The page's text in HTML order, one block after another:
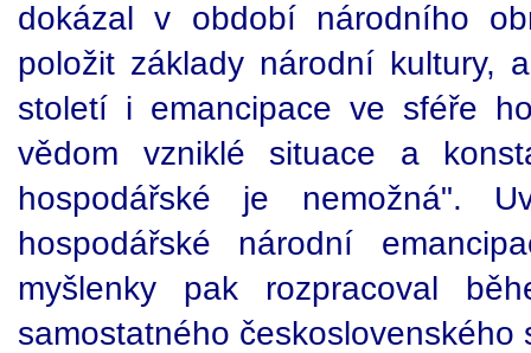
dokázal v období národního
položit základy národní kultury,
století i emancipace ve sféře
vědom vzniklé situace a
hospodářské je nemožná".
hospodářské národní
myšlenky pak rozpracoval
samostatného československého